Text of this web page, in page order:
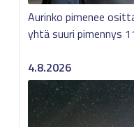
Aurinko pimenee
yhtä suuri pimennys
4.8.2026